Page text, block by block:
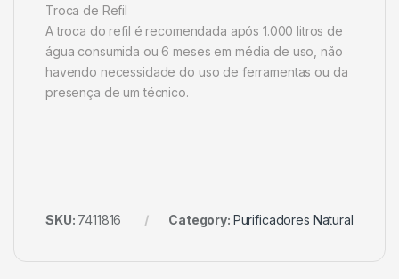
Troca de Refil
A troca do refil é recomendada após 1.000 litros de
água consumida ou 6 meses em média de uso, não
havendo necessidade do uso de ferramentas ou da
presença de um técnico.
SKU: 7411816 Category: Purificadores Natural